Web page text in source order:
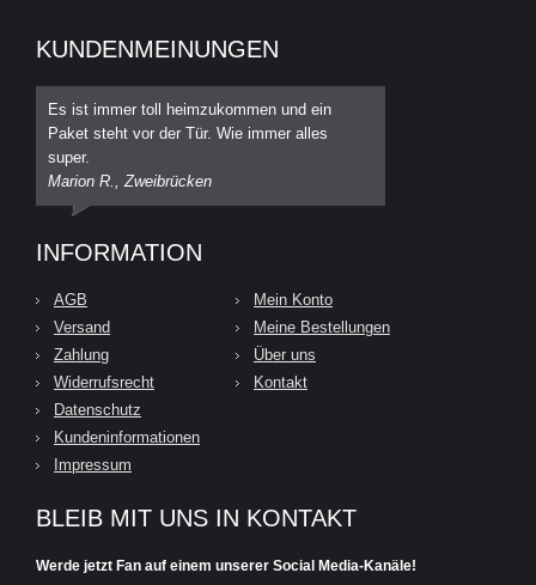
KUNDENMEINUNGEN
Es ist immer toll heimzukommen und ein
Paket steht vor der Tür. Wie immer alles
super.
Marion R., Zweibrücken
INFORMATION
AGB
Versand
Zahlung
Widerrufsrecht
Datenschutz
Kundeninformationen
Impressum
Mein Konto
Meine Bestellungen
Über uns
Kontakt
BLEIB MIT UNS IN KONTAKT
Werde jetzt Fan auf einem unserer Social Media-Kanäle!